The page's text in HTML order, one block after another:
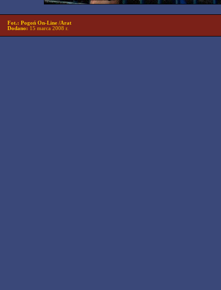
Fot.: Pogoń On-Line /Arat
Dodano: 15 marca 2008 r.